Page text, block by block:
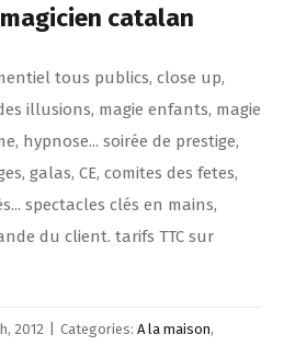
catalan
tous publics, close up,
illusions, magie enfants, magie
hypnose... soirée de prestige,
galas, CE, comites des fetes,
spectacles clés en mains,
du client. tarifs TTC sur
2012 Categories: A la maison,